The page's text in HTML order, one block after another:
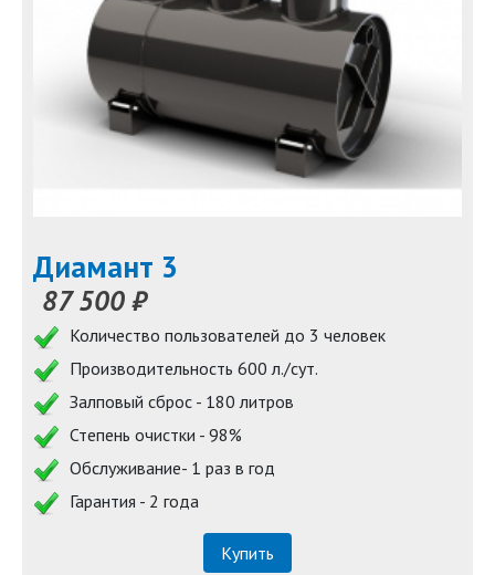
Диамант 3
87 500 ₽
Количество пользователей до 3 человек
Производительность 600 л./сут.
Залповый сброс - 180 литров
Степень очистки - 98%
Обслуживание- 1 раз в год
Гарантия - 2 года
Купить